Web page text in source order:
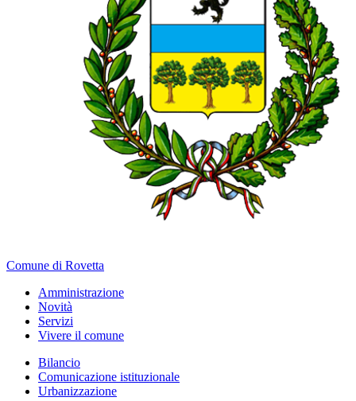
Comune di Rovetta
Amministrazione
Novità
Servizi
Vivere il comune
Bilancio
Comunicazione istituzionale
Urbanizzazione